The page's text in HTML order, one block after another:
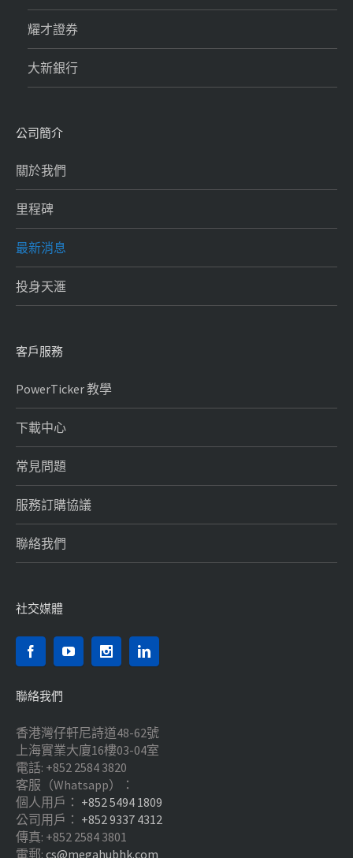
耀才證券
大新銀行
公司簡介
關於我們
里程碑
最新消息
投身天滙
客戶服務
PowerTicker 教學
下載中心
常見問題
服務訂購協議
聯絡我們
社交媒體
聯絡我們
香港灣仔軒尼詩道48-62號
上海實業大廈16樓03-04室
電話: +852 2584 3820
客服（Whatsapp）：
個人用戶： +852 5494 1809
公司用戶： +852 9337 4312
傳真: +852 2584 3801
電郵: cs@megahubhk.com